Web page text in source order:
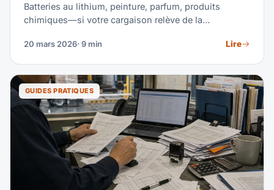
Batteries au lithium, peinture, parfum, produits
chimiques—si votre cargaison relève de la
internationale), l'expédition par LCL nécessite une
et ne peut pas être expédié, la documentation
requise, les coûts de conformité et comment trouver
un consolidateur certifié pour MD.
20 mars 2026· 9 min Lire
GUIDES PRATIQUES